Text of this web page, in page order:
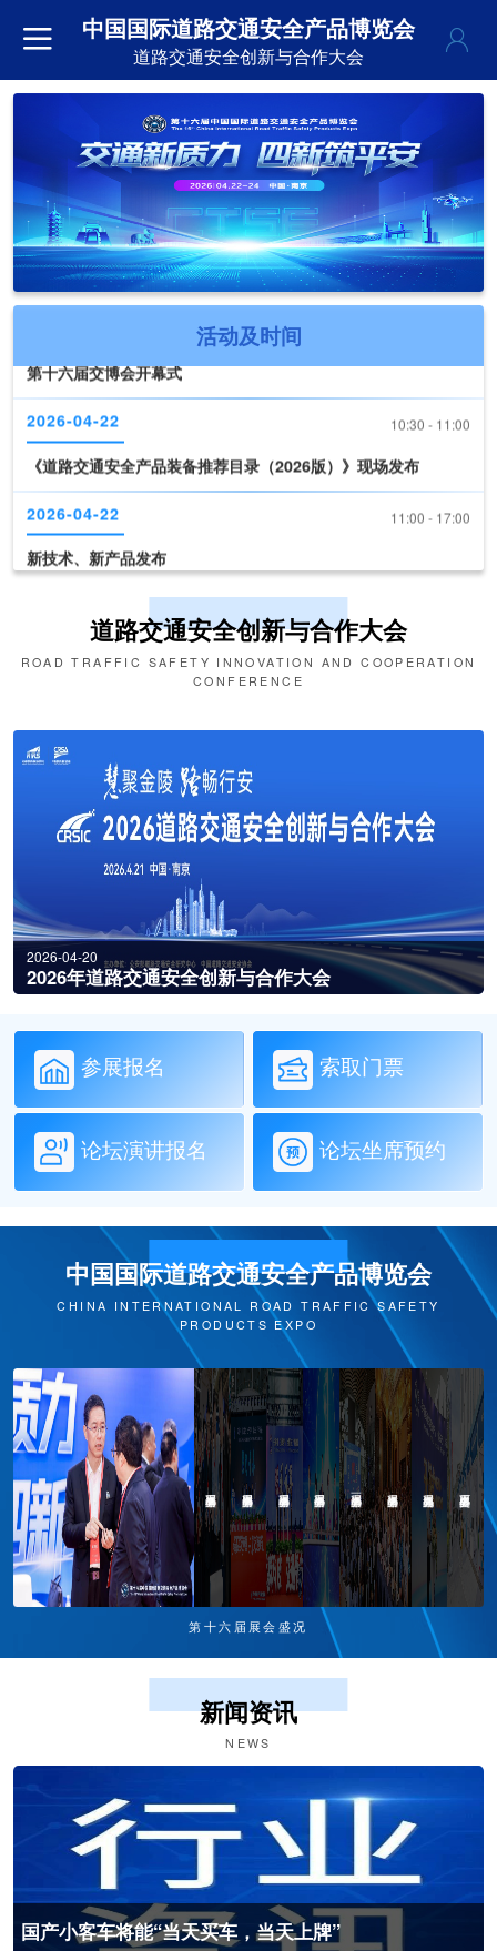
中国国际道路交通安全产品博览会
道路交通安全创新与合作大会
活动及时间
2026-04-22 09:30 - 10:30
2026-04-22 10:30 - 11:00
2026-04-22 11:00 - 17:00
2026-04-22
第十六届交博会开幕式
2026-04-22 10:30 - 11:00
《道路交通安全产品装备推荐目录（2026版）》现场发布
2026-04-22
新技术、新产品发布
道路交通安全创新与合作大会
ROAD TRAFFIC SAFETY INNOVATION AND COOPERATION
CONFERENCE
2026-04-20
2026年道路交通安全创新与合作大会
参展报名 索取门票
论坛演讲报名 论坛坐席预约
中国国际道路交通安全产品博览会
CHINA INTERNATIONAL ROAD TRAFFIC SAFETY
PRODUCTS EXPO
第十六届展会盛况
新闻资讯
NEWS